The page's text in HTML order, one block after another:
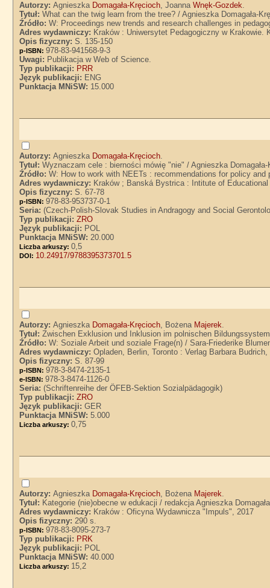
Autorzy:Agnieszka Domagała-Kręcioch, JoannaWnęk-Gozdek.
Tytuł:What can the twig learn from the tree? / Agnieszka Domagała-
Źródło:W: Proceedings new trends and research challenges in
Adres wydawniczy: Kraków : Uniwersytet Pedagogiczny w Krakowie.
Opis fizyczny:S. 135-150
p-ISBN:978-83-941568-9-3
Uwagi: Publikacja w Web of Science.
Typ publikacji: PRR
Język publikacji: ENG
Punktacja MNiSW: 15.000
Autorzy:Agnieszka Domagała-Kręcioch.
Tytuł:Wyznaczam cele : bierności mówię "nie" / Agnieszka
Źródło:W: How to work with NEETs : recommendations for policy
Adres wydawniczy: Kraków ; Banská Bystrica : Intitute of
Opis fizyczny:S. 67-78
p-ISBN:978-83-953737-0-1
Seria:(Czech-Polish-Slovak Studies in Andragogy and Social
Typ publikacji:ZRO
Język publikacji: POL
Punktacja MNiSW:20.000
Liczba arkuszy:0,5
DOI: 10.24917/9788395373701.5
Autorzy:Agnieszka Domagała-Kręcioch, Bożena Majerek.
Tytuł:Zwischen Exklusion und Inklusion im polnischen
Źródło:W: Soziale Arbeit und soziale Frage(n) / Sara-Friederike
Adres wydawniczy:Opladen, Berlin, Toronto : Verlag Barbara Budrich,
Opis fizyczny:S. 87-99
p-ISBN:978-3-8474-2135-1
e-ISBN:978-3-8474-1126-0
Seria:(Schriftenreihe der ÖFEB-Sektion Sozialpädagogik)
Typ publikacji:ZRO
Język publikacji:GER
Punktacja MNiSW:5.000
Liczba arkuszy:0,75
Autorzy:Agnieszka Domagała-Kręcioch, Bożena Majerek.
Tytuł: Kategorie (nie)obecne w edukacji / redakcja Agnieszka
Adres wydawniczy: Kraków : Oficyna Wydawnicza "Impuls", 2017
Opis fizyczny:290 s.
p-ISBN:978-83-8095-273-7
Typ publikacji: PRK
Język publikacji: POL
Punktacja MNiSW:40.000
Liczba arkuszy: 15,2